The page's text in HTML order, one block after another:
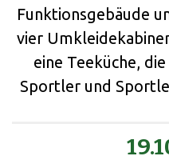
Funktionsgebäude
vier
eine Teeküche,
Sportler und